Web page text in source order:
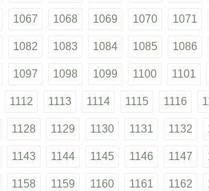
1067 1068 1069 1070 1071
1082 1083 1084 1085 1086
1097 1098 1099 1100 1101
1112 1113 1114 1115 1116
1128 1129 1130 1131 1132
1143 1144 1145 1146 1147
1158 1159 1160 1161 1162